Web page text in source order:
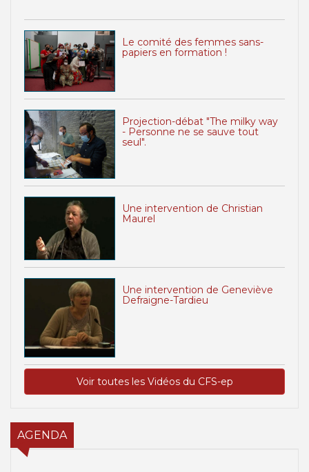
Le comité des femmes sans-
papiers en formation !
Projection-débat "The milky way
- Personne ne se sauve tout
seul".
Une intervention de Christian
Maurel
Une intervention de Geneviève
Defraigne-Tardieu
Voir toutes les Vidéos du CFS-ep
AGENDA